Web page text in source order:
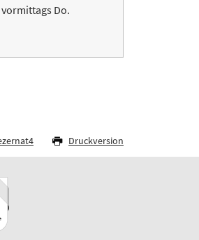
Do.
Druckversion